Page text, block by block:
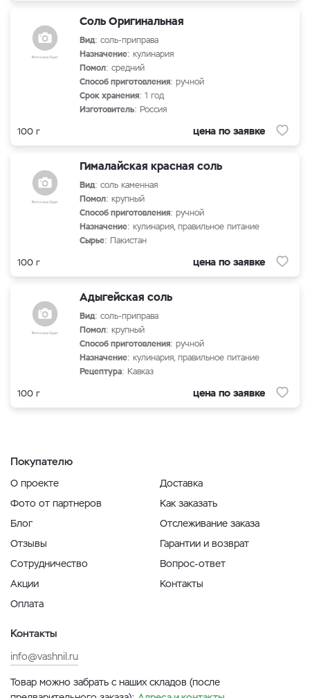
Соль Оригинальная
Вид: соль-приправа
Назначение: кулинария
Помол: средний
Способ приготовления: ручной
Срок хранения: 1 год
Изготовитель: Россия
100 г цена по заявке
Гималайская красная соль
Вид: соль каменная
Помол: крупный
Способ приготовления: ручной
Назначение: кулинария, правильное питание
Сырье: Пакистан
100 г цена по заявке
Адыгейская соль
Вид: соль-приправа
Помол: крупный
Способ приготовления: ручной
Назначение: кулинария, правильное питание
Рецептура: Кавказ
100 г цена по заявке
Покупателю
О проекте
Фото от партнеров
Блог
Отзывы
Сотрудничество
Акции
Оплата
Доставка
Как заказать
Отслеживание заказа
Гарантии и возврат
Вопрос-ответ
Контакты
Контакты
info@vashnil.ru
Товар можно забрать с наших складов (после